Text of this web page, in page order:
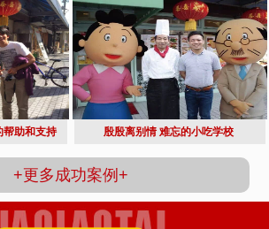
帮助和支持 殷殷离别情 难忘的小吃学校
+更多成功案例+